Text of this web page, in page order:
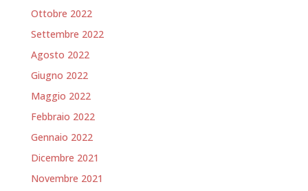
Ottobre 2022
Settembre 2022
Agosto 2022
Giugno 2022
Maggio 2022
Febbraio 2022
Gennaio 2022
Dicembre 2021
Novembre 2021